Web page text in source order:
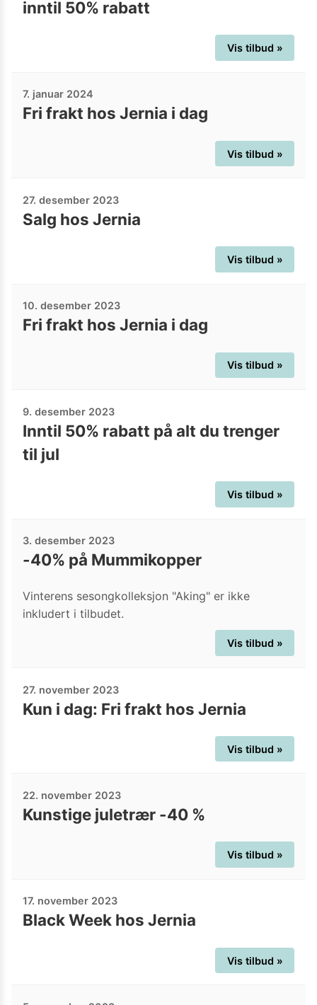
inntil 50% rabatt
Vis tilbud »
7. januar 2024
Fri frakt hos Jernia i dag
Vis tilbud »
27. desember 2023
Salg hos Jernia
Vis tilbud »
10. desember 2023
Fri frakt hos Jernia i dag
Vis tilbud »
9. desember 2023
Inntil 50% rabatt på alt du trenger
til jul
Vis tilbud »
3. desember 2023
-40% på Mummikopper
Vinterens sesongkolleksjon "Aking" er ikke
inkludert i tilbudet.
Vis tilbud »
27. november 2023
Kun i dag: Fri frakt hos Jernia
Vis tilbud »
22. november 2023
Kunstige juletrær -40 %
Vis tilbud »
17. november 2023
Black Week hos Jernia
Vis tilbud »